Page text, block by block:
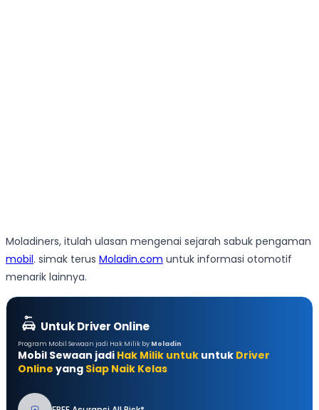
Moladiners, itulah ulasan mengenai sejarah sabuk pengaman
mobil. simak terus Moladin.com untuk informasi otomotif
menarik lainnya.
Untuk Driver Online
Program Mobil Sewaan jadi Hak Milik by Moladin
Mobil Sewaan jadi Hak Milik untuk untuk Driver
Online yang Siap Naik Kelas